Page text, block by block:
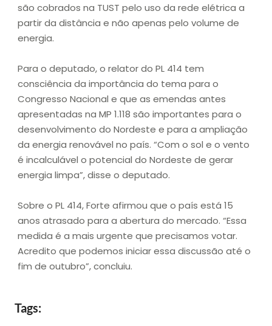
são cobrados na TUST pelo uso da rede elétrica a
partir da distância e não apenas pelo volume de
energia.
Para o deputado, o relator do PL 414 tem
consciência da importância do tema para o
Congresso Nacional e que as emendas antes
apresentadas na MP 1.118 são importantes para o
desenvolvimento do Nordeste e para a ampliação
da energia renovável no país. “Com o sol e o vento
é incalculável o potencial do Nordeste de gerar
energia limpa”, disse o deputado.
Sobre o PL 414, Forte afirmou que o país está 15
anos atrasado para a abertura do mercado. “Essa
medida é a mais urgente que precisamos votar.
Acredito que podemos iniciar essa discussão até o
fim de outubro”, concluiu.
Tags: